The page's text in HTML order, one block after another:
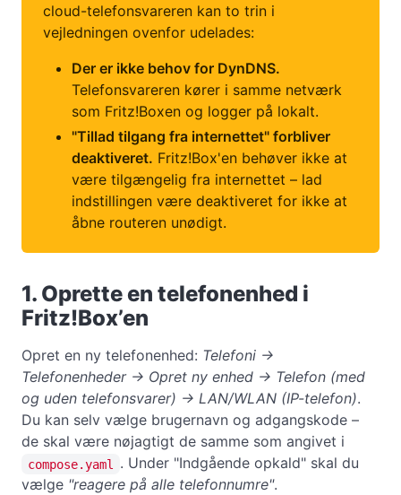
cloud-telefonsvareren kan to trin i
vejledningen ovenfor udelades:
Der er ikke behov for DynDNS.
Telefonsvareren kører i samme netværk
som Fritz!Boxen og logger på lokalt.
"Tillad tilgang fra internettet" forbliver
deaktiveret. Fritz!Box'en behøver ikke at
være tilgængelig fra internettet – lad
indstillingen være deaktiveret for ikke at
åbne routeren unødigt.
1. Oprette en telefonenhed i
Fritz!Box’en
Opret en ny telefonenhed: Telefoni →
Telefonenheder → Opret ny enhed → Telefon (med
og uden telefonsvarer) → LAN/WLAN (IP-telefon).
Du kan selv vælge brugernavn og adgangskode –
de skal være nøjagtigt de samme som angivet i
compose.yaml
. Under "Indgående opkald" skal du
vælge "reagere på alle telefonnumre".